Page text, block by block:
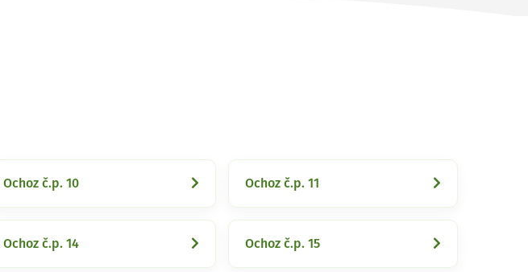
Ochoz č.p. 10 Ochoz č.p. 11
Ochoz č.p. 14 Ochoz č.p. 15